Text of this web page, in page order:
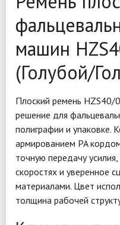
машин
(Голубой/
Плоский ремень HZS40/
решение для
полиграфии и упаковке.
армированием PA
точную передачу
скоростях и уверенное
материалами. Цвет
толщина рабочей